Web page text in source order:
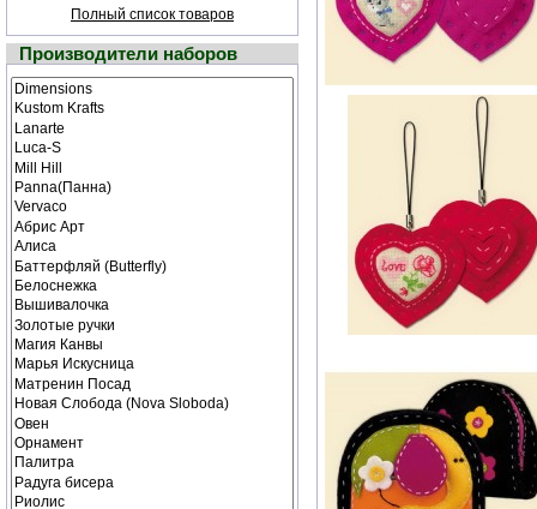
Полный список товаров
Производители наборов